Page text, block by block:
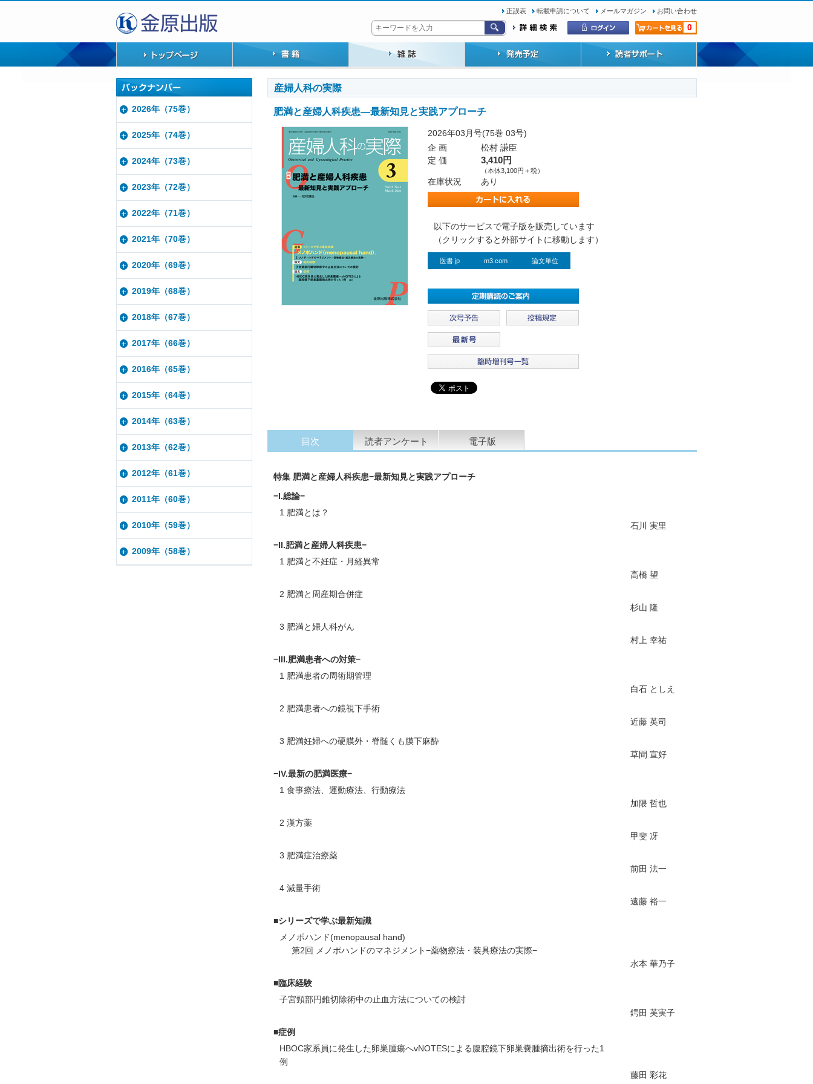
正誤表 転載申請について メールマガジン お問い合わせ
0
産婦人科の実際
肥満と産婦人科疾患―最新知見と実践アプローチ
2026年03月号(75巻 03号)
企 画
松村 謙臣
定 価
3,410円
（本体3,100円＋税）
在庫状況 あり
以下のサービスで電子版を販売しています
（クリックすると外部サイトに移動します）
医書.jp m3.com 論文単位
目次 読者アンケート 電子版
特集 肥満と産婦人科疾患−最新知見と実践アプローチ
−I.総論−
1 肥満とは？
石川 実里
−II.肥満と産婦人科疾患−
1 肥満と不妊症・月経異常
高橋 望
2 肥満と周産期合併症
杉山 隆
3 肥満と婦人科がん
村上 幸祐
−III.肥満患者への対策−
1 肥満患者の周術期管理
白石 としえ
2 肥満患者への鏡視下手術
近藤 英司
3 肥満妊婦への硬膜外・脊髄くも膜下麻酔
草間 宣好
−IV.最新の肥満医療−
1 食事療法、運動療法、行動療法
加隈 哲也
2 漢方薬
甲斐 冴
3 肥満症治療薬
前田 法一
4 減量手術
遠藤 裕一
■シリーズで学ぶ最新知識
メノポハンド(menopausal hand)
第2回 メノポハンドのマネジメント−薬物療法・装具療法の実際−
水本 華乃子
■臨床経験
子宮頸部円錐切除術中の止血方法についての検討
鍔田 芙実子
■症例
HBOC家系員に発生した卵巣腫瘍へvNOTESによる腹腔鏡下卵巣嚢腫摘出術を行った1
例
藤田 彩花
2026年（75巻）
2025年（74巻）
2024年（73巻）
2023年（72巻）
2022年（71巻）
2021年（70巻）
2020年（69巻）
2019年（68巻）
2018年（67巻）
2017年（66巻）
2016年（65巻）
2015年（64巻）
2014年（63巻）
2013年（62巻）
2012年（61巻）
2011年（60巻）
2010年（59巻）
2009年（58巻）